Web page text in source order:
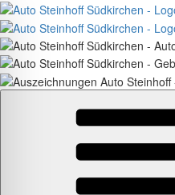
Zum
Inhalt
springen